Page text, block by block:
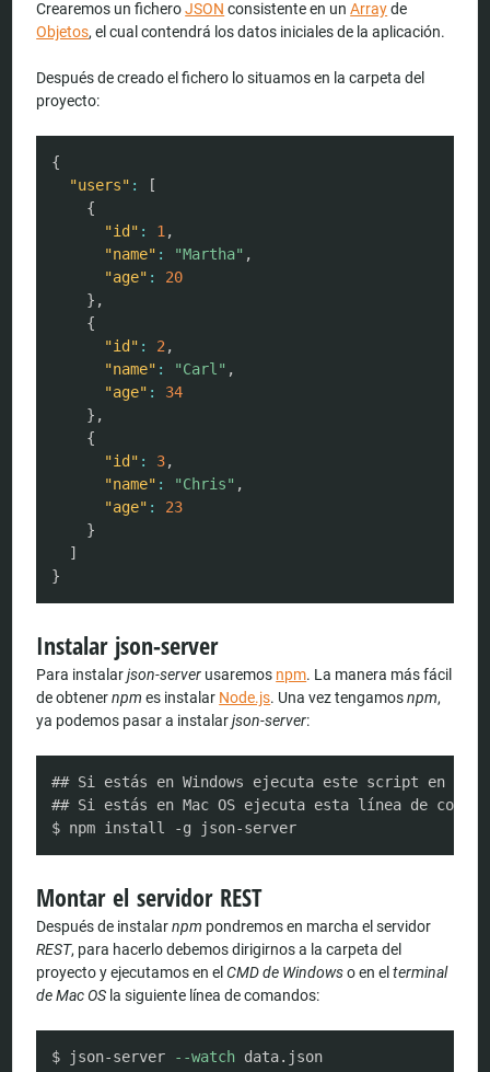
Crearemos un ficheroJSON consistente en unArrayde
Objetos, el cual contendrá los datos iniciales de la aplicación.
Después de creado el fichero lo situamos en la carpeta del
proyecto:
{
"users" :
[
{
"id" : 1 ,
"name" : "Martha" ,
"age" :
20
} ,
{
"id" : 2 ,
"name" : "Carl" ,
"age" :
34
} ,
{
"id" : 3,
"name" : "Chris" ,
"age" :
23
}
]
}
Instalar json-server
Para instalarjson-server usaremos npm. La manera más fácil
de obtenernpm es instalar Node.js. Una vez tengamosnpm,
ya podemos pasar a instalarjson-server:
## Si estás en Windows ejecuta este script en una
## Si estás en Mac OS ejecuta esta línea de
$ npm install -g json-server
COPY
Montar el servidor REST
Después de instalarnpm pondremos en marcha el servidor
REST, para hacerlo debemos dirigirnos a la carpeta del
proyecto y ejecutamos en elCMD de Windowso en elterminal
de Mac OS la siguiente línea de comandos:
$ json-server --watch data.json